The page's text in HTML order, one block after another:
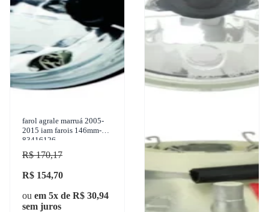
farol agrale marruá 2005-
2015 iam farois 146mm-
83416126
R$ 170,17
R$ 154,70
ou em 5x de R$ 30,94
sem juros